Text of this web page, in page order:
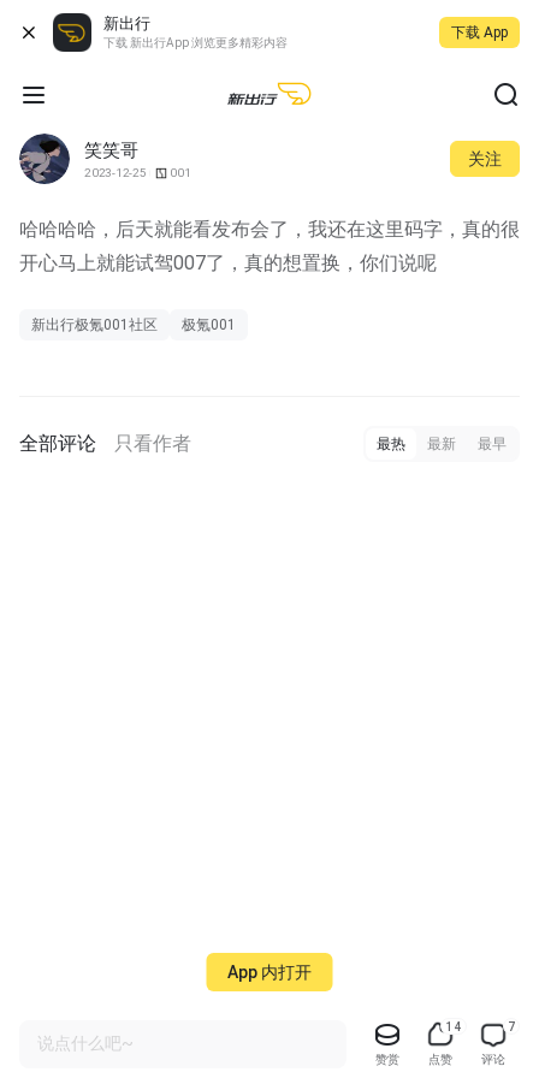
新出行
下载 新出行App 浏览更多精彩内容
下载 App
笑笑哥
2023-12-25 001
关注
哈哈哈哈，后天就能看发布会了，我还在这里码字，真的很
开心马上就能试驾007了，真的想置换，你们说呢
新出行极氪001社区 极氪001
全部评论 只看作者 最热 最新 最早
说点什么吧~
赞赏
14
点赞
7
评论
App 内打开